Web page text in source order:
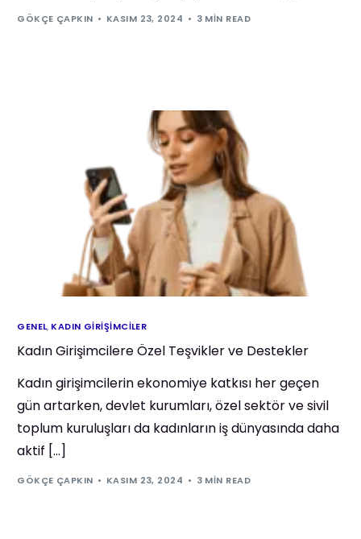
GÖKÇE ÇAPKIN KASIM 23, 2024 3 MIN READ
GENEL, KADIN GIRIŞIMCILER
Kadın Girişimcilere Özel Teşvikler ve Destekler
Kadın girişimcilerin ekonomiye katkısı her geçen
gün artarken, devlet kurumları, özel sektör ve sivil
toplum kuruluşları da kadınların iş dünyasında daha
aktif […]
GÖKÇE ÇAPKIN KASIM 23, 2024 3 MIN READ